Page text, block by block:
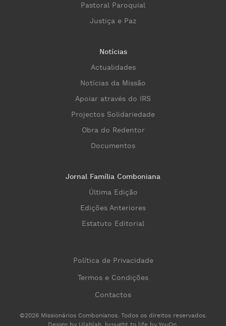
Pastoral Paroquial
Justiça e Paz
Notícias
Actualidades
Notícias da Missão
Apoiar através do IRS
Projectos Solidariedade
Obra do Redentor
Documentos
Jornal Família Comboniana
Última Edição
Edições Anteriores
Estatuto Editorial
©2026 Missionários Combonianos. Todos os direitos reservados.
Política de Privacidade
Termos e Condições
Contactos